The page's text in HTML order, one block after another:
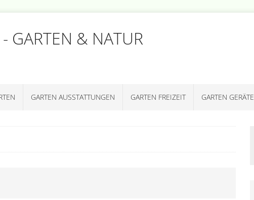
GARTEN & NATUR
GARTEN AUSSTATTUNGEN GARTEN FREIZEIT GARTEN GERÄTE